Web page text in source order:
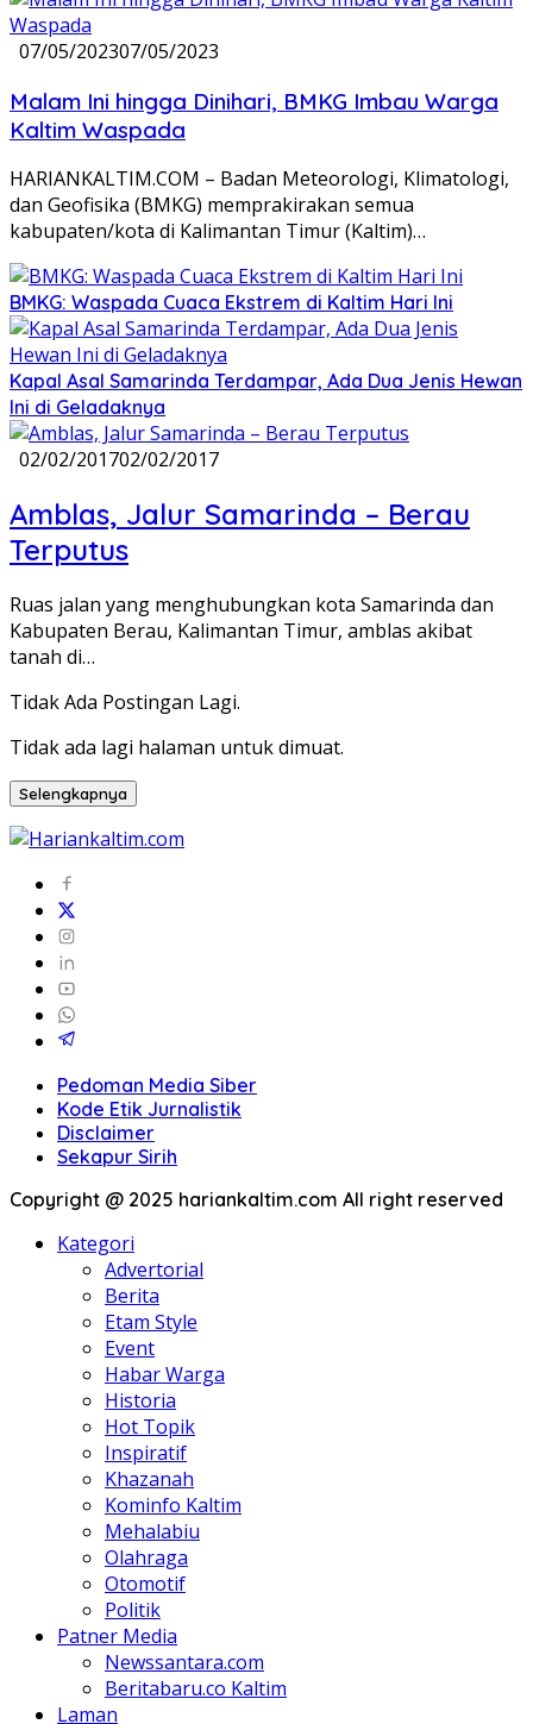
07/05/202307/05/2023
Malam Ini hingga Dinihari, BMKG Imbau Warga
Kaltim Waspada
HARIANKALTIM.COM – Badan Meteorologi, Klimatologi,
dan Geofisika (BMKG) memprakirakan semua
kabupaten/kota di Kalimantan Timur (Kaltim)…
BMKG: Waspada Cuaca Ekstrem di Kaltim Hari Ini
Kapal Asal Samarinda Terdampar, Ada Dua Jenis Hewan
Ini di Geladaknya
02/02/201702/02/2017
Amblas, Jalur Samarinda – Berau
Terputus
Ruas jalan yang menghubungkan kota Samarinda dan
Kabupaten Berau, Kalimantan Timur, amblas akibat
tanah di…
Tidak Ada Postingan Lagi.
Tidak ada lagi halaman untuk dimuat.
Selengkapnya
Pedoman Media Siber
Kode Etik Jurnalistik
Disclaimer
Sekapur Sirih
Copyright @ 2025 hariankaltim.com All right reserved
Kategori
Advertorial
Berita
Etam Style
Event
Habar Warga
Historia
Hot Topik
Inspiratif
Khazanah
Kominfo Kaltim
Mehalabiu
Olahraga
Otomotif
Politik
Patner Media
Newssantara.com
Beritabaru.co Kaltim
Laman